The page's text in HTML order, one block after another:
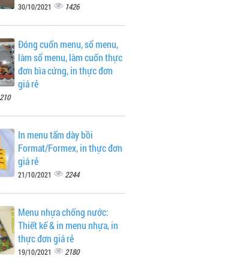
30/10/2021 1426
Đóng cuốn menu, sổ menu,
làm sổ menu, làm cuốn thực
đơn bìa cứng, in thực đơn
giá rẻ
In menu tấm dày bồi
Format/Formex, in thực đơn
giá rẻ
21/10/2021 2244
Menu nhựa chống nước:
Thiết kế & in menu nhựa, in
thực đơn giá rẻ
19/10/2021 2180